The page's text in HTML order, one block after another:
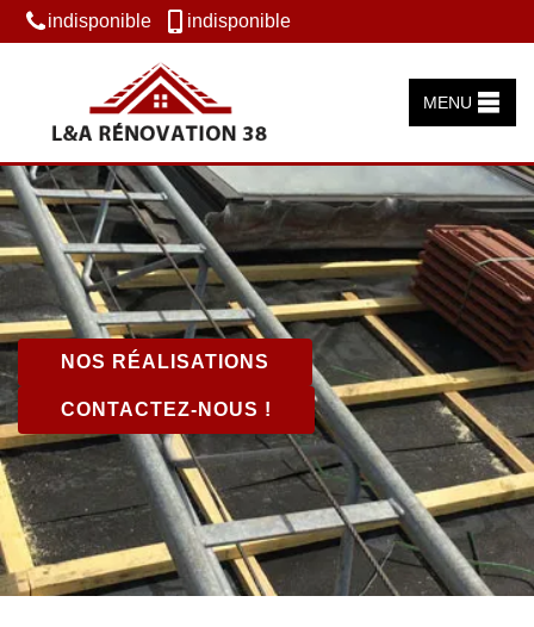
indisponible indisponible
MENU
NOS RÉALISATIONS
CONTACTEZ-NOUS !